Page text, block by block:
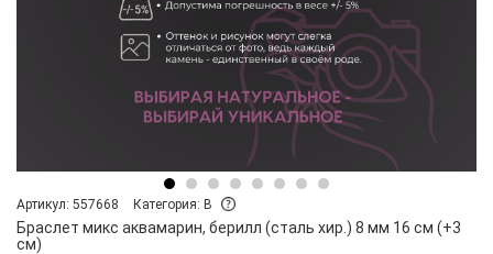
Артикул: 557668 Категория: B
Браслет микс аквамарин, берилл (сталь хир.) 8 мм 16 см (+3
см)